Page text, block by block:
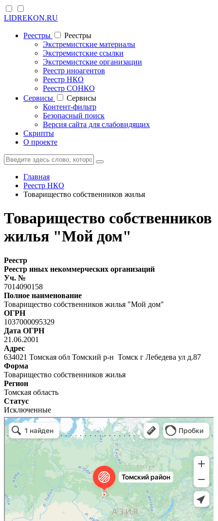
LIDREKON.RU
Реестры
Реестры
Экстремистские материалы
Экстремистские ссылки
Экстремистские организации
Реестр иноагентов
Реестр НКО
Реестр СОНКО
Cервисы
Cервисы
Контент-фильтр
Безопасный поиск
Версия сайта для слабовидящих
Скрипты
О проекте
Главная
Реестр НКО
Товарищество собственников жилья
Товарищество собственников
жилья "Мой дом"
Реестр
Реестр иных некоммерческих организаций
Уч. №
7014090158
Полное наименование
Товарищество собственников жилья "Мой дом"
ОГРН
1037000095329
Дата ОГРН
21.06.2001
Адрес
634021 Томская обл Томский р-н Томск г Лебедева ул д.87
Форма
Товарищество собственников жилья
Регион
Томская область
Статус
Исключенные